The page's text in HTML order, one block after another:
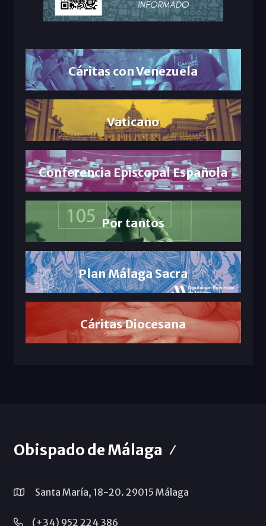
Cáritas con Venezuela
Vaticano
Conferencia Episcopal Española
Por tantos
Plan Málaga Sacra
Cáritas Diocesana
Obispado de Málaga
Santa María, 18-20. 29015 Málaga
(+34) 952 224 386